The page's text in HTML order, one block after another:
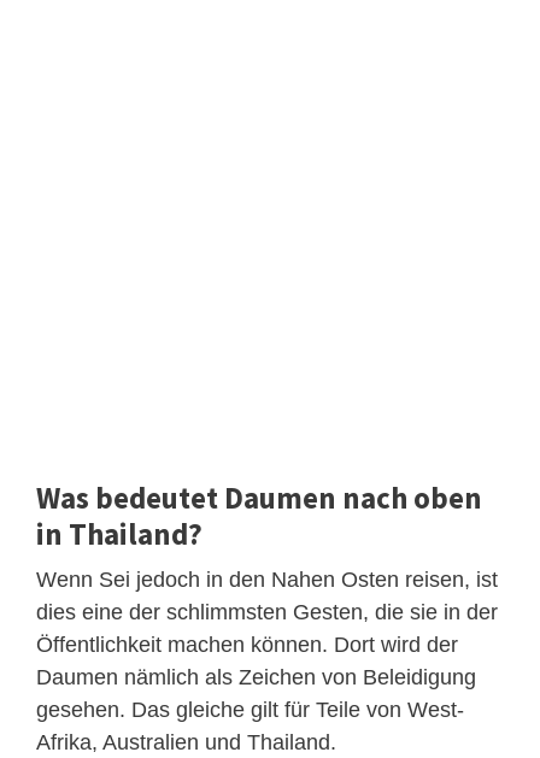
Was bedeutet Daumen nach oben
in Thailand?
Wenn Sei jedoch in den Nahen Osten reisen, ist
dies eine der schlimmsten Gesten, die sie in der
Öffentlichkeit machen können. Dort wird der
Daumen nämlich als Zeichen von Beleidigung
gesehen. Das gleiche gilt für Teile von West-
Afrika, Australien und Thailand.